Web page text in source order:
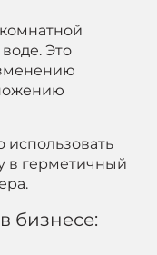
Это
в герметичный
бизнесе: